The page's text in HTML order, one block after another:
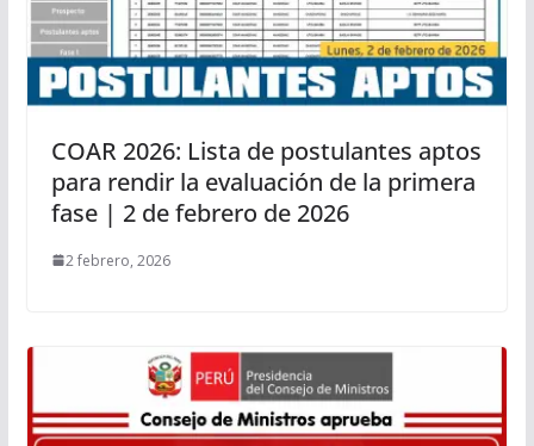
COAR 2026: Lista de postulantes aptos
para rendir la evaluación de la primera
fase | 2 de febrero de 2026
2 febrero, 2026